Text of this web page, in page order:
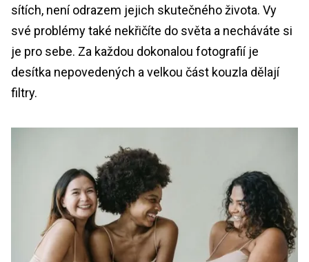
sítích, není odrazem jejich skutečného života. Vy
své problémy také nekřičíte do světa a necháváte si
je pro sebe. Za každou dokonalou fotografií je
desítka nepovedených a velkou část kouzla dělají
filtry.